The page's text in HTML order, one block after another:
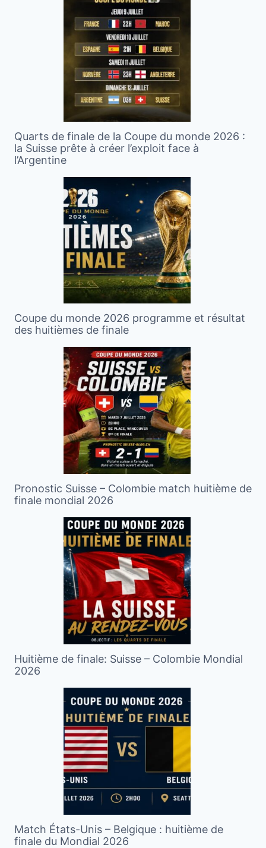
Quarts de finale de la Coupe du monde 2026 :
la Suisse prête à créer l’exploit face à
l’Argentine
Coupe du monde 2026 programme et résultat
des huitièmes de finale
Pronostic Suisse – Colombie match huitième de
finale mondial 2026
Huitième de finale: Suisse – Colombie Mondial
2026
Match États-Unis – Belgique : huitième de
finale du Mondial 2026